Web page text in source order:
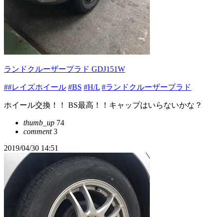
ランドクルーザープラド GDJ151W
##レイズホイール #BS #H/L #ランドクルーザープラド
ホイール交換！！ BS最高！！キャップはいらないかな？
thumb_up 74
comment3
2019/04/30 14:51